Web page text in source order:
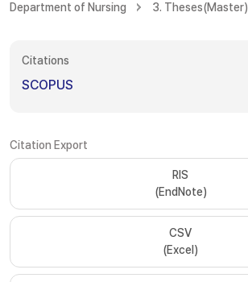
Department of Nursing
3. Theses(Master)
Citations
SCOPUS
Citation Export
RIS
(EndNote)
CSV
(Excel)